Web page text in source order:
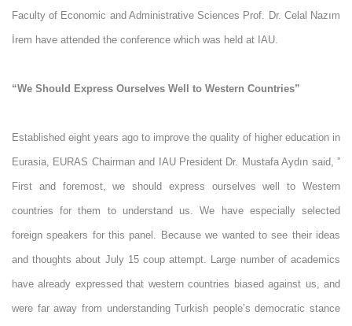
Faculty of Economic and Administrative Sciences Prof. Dr. Celal Nazım
İrem have attended the conference which was held at IAU.
“We Should Express Ourselves Well to Western Countries”
Established eight years ago to improve the quality of higher education in
Eurasia, EURAS Chairman and IAU President Dr. Mustafa Aydın said, ”
First and foremost, we should express ourselves well to Western
countries for them to understand us. We have especially selected
foreign speakers for this panel. Because we wanted to see their ideas
and thoughts about July 15 coup attempt. Large number of academics
have already expressed that western countries biased against us, and
were far away from understanding Turkish people’s democratic stance